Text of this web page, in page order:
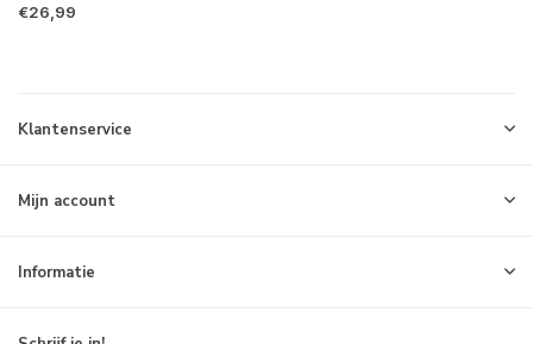
€26,99
Klantenservice
Mijn account
Informatie